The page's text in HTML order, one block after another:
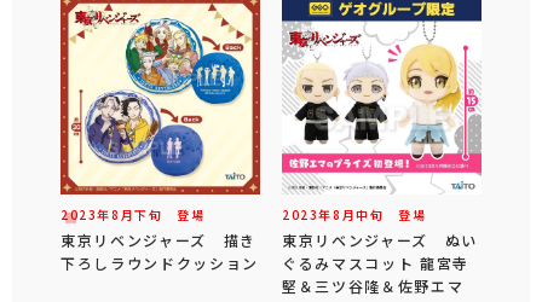
2023年8 月下旬 登場
東京リベンジャーズ 描き
下ろしラウンドクッション
2023年8 月中旬 登場
東京リベンジャーズ ぬい
ぐるみマスコット 龍宮寺
堅＆三ツ谷隆＆佐野エマ